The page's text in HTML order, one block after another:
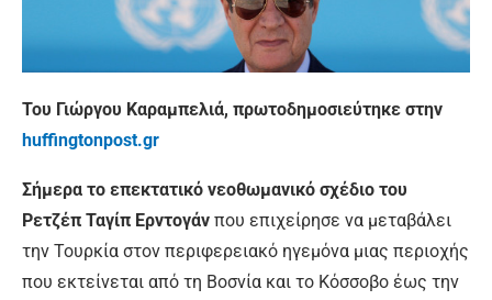
Του Γιώργου Καραμπελιά, πρωτοδημοσιεύτηκε στην
huffingtonpost.gr
Σήμερα το επεκτατικό νεοθωμανικό σχέδιο του
Ρετζέπ Ταγίπ Ερντογάν που επιχείρησε να μεταβάλει
την Τουρκία στον περιφερειακό ηγεμόνα μιας περιοχής
που εκτείνεται από τη Βοσνία και το Κόσσοβο έως την